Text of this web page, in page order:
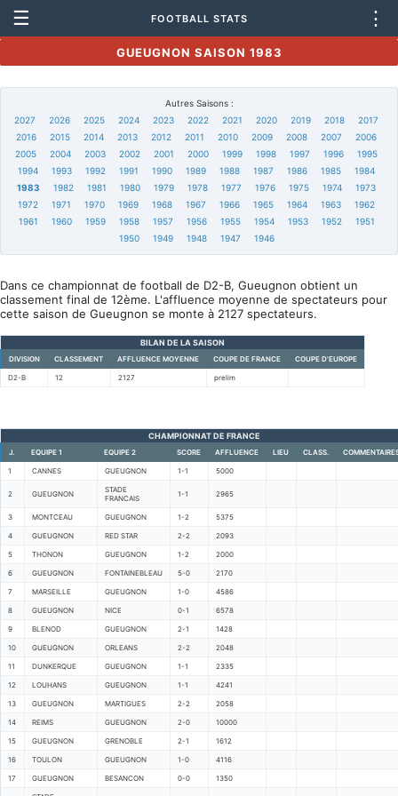
☰ FOOTBALL STATS ⋮
GUEUGNON SAISON 1983
Autres Saisons :
2027
2026 2025 2024 2023 2022 2021 2020 2019 2018
2017
2016
2015 2014 2013 2012 2011 2010 2009 2008 2007
2006
2005
2004 2003 2002 2001 2000 1999 1998 1997 1996
1995
1994
1993 1992 1991 1990 1989 1988 1987 1986 1985
1984
1983
1982 1981 1980 1979 1978 1977 1976 1975 1974
1973
1972
1971 1970 1969 1968 1967 1966 1965 1964 1963
1962
1961
1960 1959 1958 1957 1956 1955 1954 1953 1952
1951
1950
1949 1948 1947 1946
Dans ce championnat de football de D2-B, Gueugnon obtient un
classement final de 12ème. L'affluence moyenne de spectateurs pour
cette saison de Gueugnon se monte à 2127 spectateurs.
BILAN DE LA SAISON
DIVISION CLASSEMENT AFFLUENCE MOYENNE COUPE DE FRANCE COUPE D'EUROPE
D2-B 12 2127 prelim
CHAMPIONNAT DE FRANCE
J. EQUIPE 1 EQUIPE 2 SCORE AFFLUENCE LIEU CLASS.
1 CANNES GUEUGNON 1-1 5000
2 GUEUGNON
STADE
FRANCAIS
1-1 2965
3 MONTCEAU GUEUGNON 1-2 5375
4 GUEUGNON RED STAR 2-2 2093
5 THONON GUEUGNON 1-2 2000
6 GUEUGNON FONTAINEBLEAU 5-0 2170
7 MARSEILLE GUEUGNON 1-0 4586
8 GUEUGNON NICE 0-1 6578
9 BLENOD GUEUGNON 2-1 1428
10 GUEUGNON ORLEANS 2-2 2048
11 DUNKERQUE GUEUGNON 1-1 2335
12 LOUHANS GUEUGNON 1-1 4241
13 GUEUGNON MARTIGUES 2-2 2058
14 REIMS GUEUGNON 2-0 10000
15 GUEUGNON GRENOBLE 2-1 1612
16 TOULON GUEUGNON 1-0 4116
17 GUEUGNON BESANCON 0-0 1350